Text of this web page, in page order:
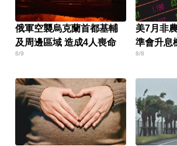
俄軍空襲烏克蘭首都基輔
及周邊區域 造成4人喪命
8/9
美7月非
準會升息
8/8